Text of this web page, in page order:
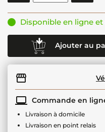
Disponible en ligne
Ajouter au
Commande en
Livraison à domicile
Livraison en point relais